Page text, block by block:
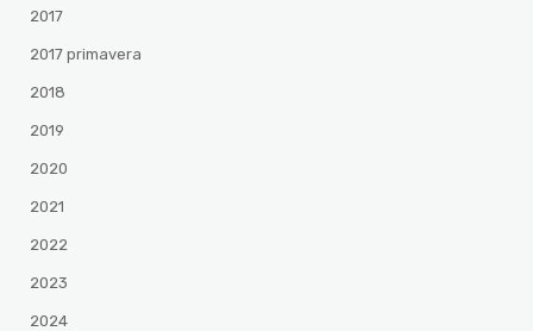
2017
2017 primavera
2018
2019
2020
2021
2022
2023
2024